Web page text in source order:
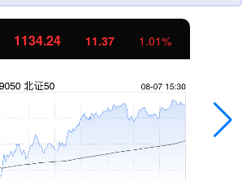
1134.24 11.37 1.01%